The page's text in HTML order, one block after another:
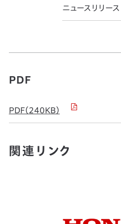
ニュースリリー
PDF
PDF（240KB）
関連リンク